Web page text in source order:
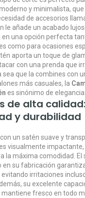
y minimalista,
de accesorios
le añade un acabado
en una opción perfecta
como para ocasiones
aporta un toque de
con una prenda que
sea que la combines con
más casuales, la
es sinónimo de elegancia.
de alta calidad:
y durabilidad
un satén suave y
visualmente impactante,
la máxima comodidad. El
en su fabricación
evitando irritaciones
su excelente
fresco en todo